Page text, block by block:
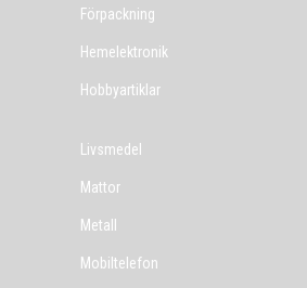
Förpackning
Hemelektronik
Hobbyartiklar
Livsmedel
Mattor
Metall
Mobiltelefon